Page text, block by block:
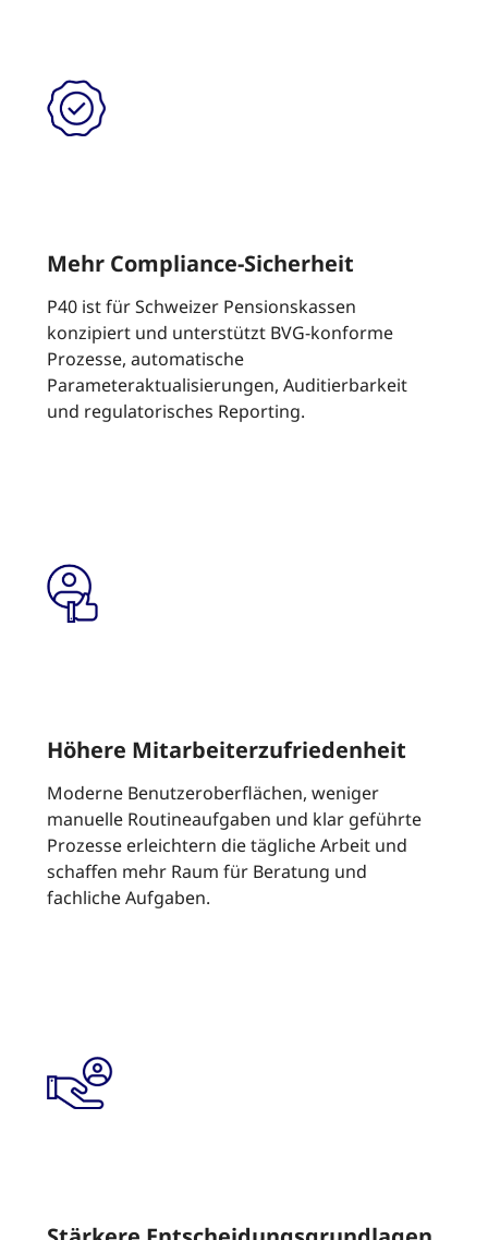
Mehr Compliance-Sicherheit
P40 ist für Schweizer Pensionskassen
konzipiert und unterstützt BVG-konforme
Prozesse, automatische
Parameteraktualisierungen, Auditierbarkeit
und regulatorisches Reporting.
Höhere Mitarbeiterzufriedenheit
Moderne Benutzeroberflächen, weniger
manuelle Routineaufgaben und klar geführte
Prozesse erleichtern die tägliche Arbeit und
schaffen mehr Raum für Beratung und
fachliche Aufgaben.